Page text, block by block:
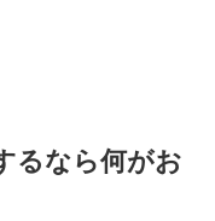
るなら何がお